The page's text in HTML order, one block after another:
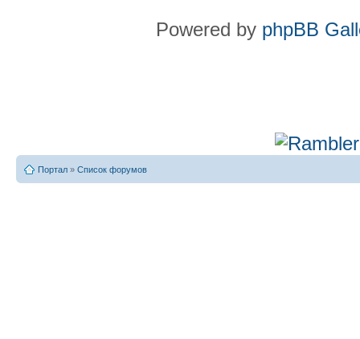
Powered by phpBB
Портал » Список форумов